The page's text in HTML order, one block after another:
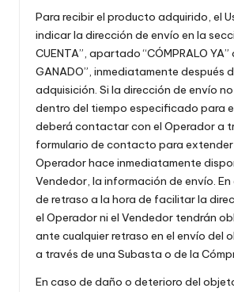
Para recibir el producto adquirido, el
indicar la dirección de envío en la
CUENTA”, apartado “CÓMPRALO YA”
GANADO”, inmediatamente después
adquisición. Si la dirección de envío
dentro del tiempo especificado para
deberá contactar con el Operador a
formulario de contacto para extender
Operador hace inmediatamente
Vendedor, la información de envío.
de retraso a la hora de facilitar la
el Operador ni el Vendedor tendrán
ante cualquier retraso en el envío del
a través de una Subasta o de la
En caso de daño o deterioro del